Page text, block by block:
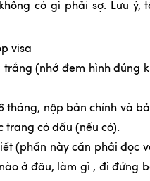
có gì phải sợ. Lưu ý,
visa
trắng (nhớ đem hình đúng
tháng, nộp bản chính và
trang có dấu (nếu có).
(phần này cần phải đọc
ở đâu, làm gì , đi đứng